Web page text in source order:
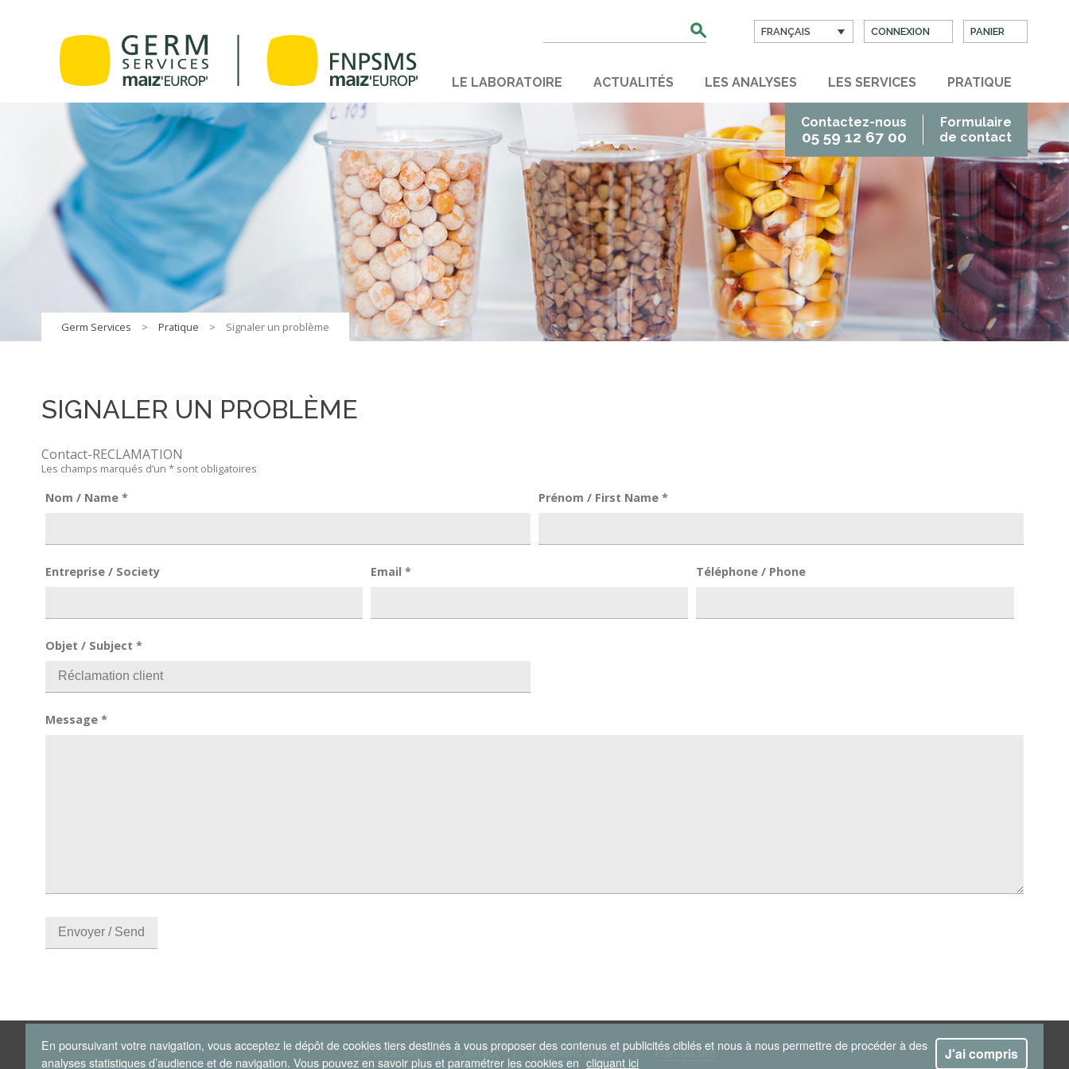
:
FRANÇAIS CONNEXION PANIER
LE LABORATOIRE ACTUALITÉS LES ANALYSES LES SERVICES PRATIQUE
Contactez-nous
05 59 12 67 00
Formulaire
de contact
Germ Services > Pratique > Signaler un problème
SIGNALER UN PROBLÈME
Contact-RECLAMATION
Les champs marqués d’un * sont obligatoires
Nom / Name * Prénom / First Name *
Entreprise / Society Email* Téléphone / Phone
Objet / Subject *
Message *
Certifications Contact Mentions légales Plan du site
En poursuivant votre navigation, vous acceptez le dépôt de cookies tiers destinés à vous proposer des contenus et publicités ciblés et nous à nous permettre de procéder à des
analyses statistiques d’audience et de navigation. Vous pouvez en savoir plus et paramétrer les cookies en cliquant ici J'ai compris